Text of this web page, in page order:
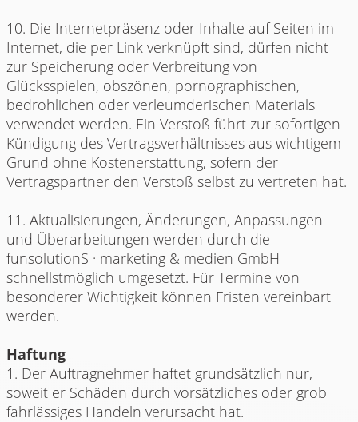
10. Die Internetpräsenz oder Inhalte auf Seiten im
Internet, die per Link verknüpft sind, dürfen nicht
zur Speicherung oder Verbreitung von
Glücksspielen, obszönen, pornographischen,
bedrohlichen oder verleumderischen Materials
verwendet werden. Ein Verstoß führt zur sofortigen
Kündigung des Vertragsverhältnisses aus wichtigem
Grund ohne Kostenerstattung, sofern der
Vertragspartner den Verstoß selbst zu vertreten hat.
11. Aktualisierungen, Änderungen, Anpassungen
und Überarbeitungen werden durch die
funsolutionS · marketing & medien GmbH
schnellstmöglich umgesetzt. Für Termine von
besonderer Wichtigkeit können Fristen vereinbart
werden.
Haftung
1. Der Auftragnehmer haftet grundsätzlich nur,
soweit er Schäden durch vorsätzliches oder grob
fahrlässiges Handeln verursacht hat.